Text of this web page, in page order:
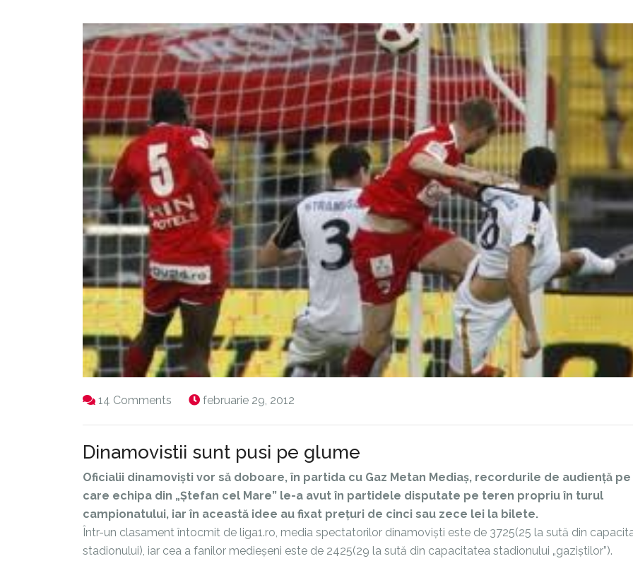
14 Comments februarie 29, 2012
Dinamovistii sunt pusi pe glume
Oficialii dinamoviști vor să doboare, în partida cu Gaz Metan Mediaș, recordurile de audiență pe
care echipa din „Ștefan cel Mare” le-a avut în partidele disputate pe teren propriu în turul
campionatului, iar în această idee au fixat prețuri de cinci sau zece lei la bilete.
Într-un clasament întocmit de liga1.ro, media spectatorilor dinamoviști este de 3725(25 la sută din
stadionului), iar cea a fanilor medieșeni este de 2425(29 la sută din capacitatea stadionului „gaziștilor”).